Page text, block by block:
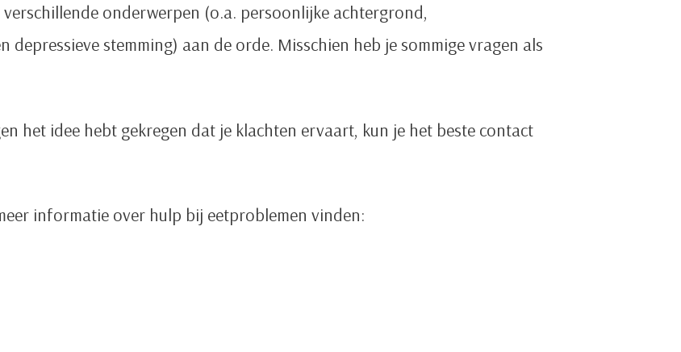
onderwerpen (o.a. persoonlijke achtergrond,
depressieve stemming) aan de orde. Misschien heb je sommige vragen als
het idee hebt gekregen dat je klachten ervaart, kun je het beste contact
informatie over hulp bij eetproblemen vinden: